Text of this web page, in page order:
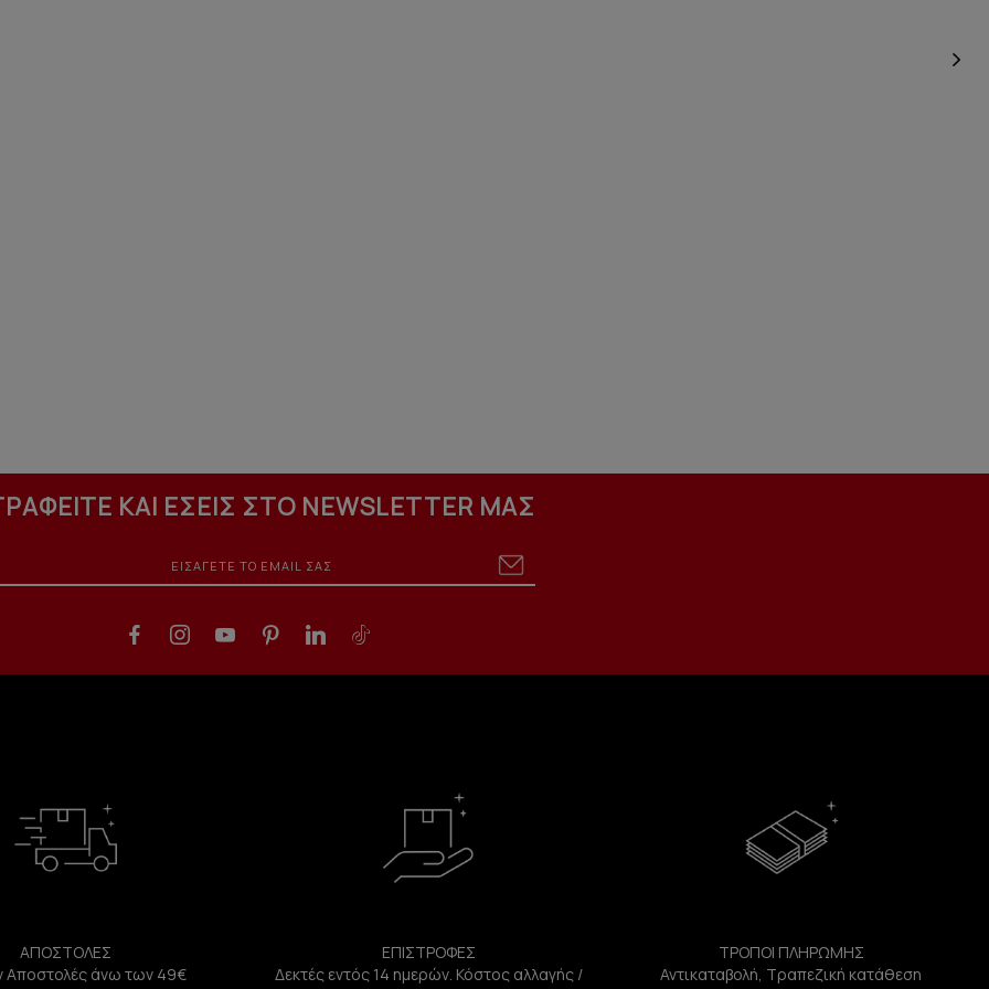
ΚΑΙ ΕΣΕΙΣ ΣΤΟ NEWSLETTER ΜΑΣ
ΑΠΟΣΤΟΛΕΣ
Αποστολές άνω των 49€
ΕΠΙΣΤΡΟΦΕΣ
Δεκτές εντός 14 ημερών. Κόστος αλλαγής /
ΤΡΟΠΟΙ ΠΛΗΡΩΜΗΣ
Αντικαταβολή, Τραπεζική κατάθεση